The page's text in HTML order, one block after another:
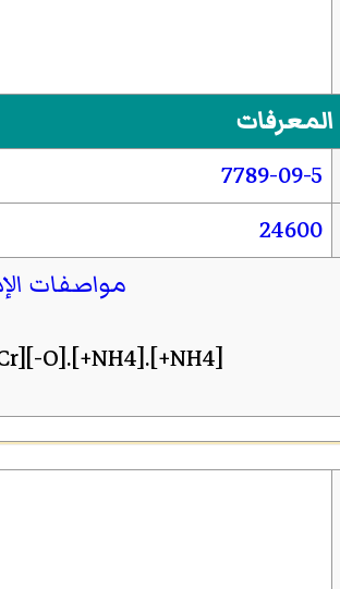
المعرفات
7789-09-5
24600
مواصفات
[NH4+].[NH4+].[O-][Cr](=O)(=O)O[Cr](=O)(=O)[O-]